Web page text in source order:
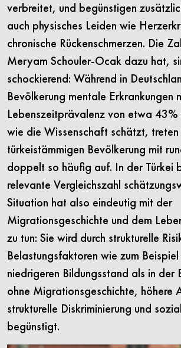
verbreitet, und begünstigen
auch physisches Leiden wie
chronische Rückenschmerzen. Die
Meryam Schouler-Ocak dazu hat,
schockierend: Während in
Bevölkerung mentale Erkrankungen
Lebenszeitprävalenz von etwa 43%
wie die Wissenschaft schätzt,
türkeistämmigen Bevölkerung mit
doppelt so häufig auf. In der Türkei
relevante Vergleichszahl
Situation hat also eindeutig mit der
Migrationsgeschichte und dem
zu tun: Sie wird durch strukturelle
Belastungsfaktoren wie zum Beispiel
niedrigeren Bildungsstand als in der
ohne Migrationsgeschichte, höhere
strukturelle Diskriminierung und
begünstigt.